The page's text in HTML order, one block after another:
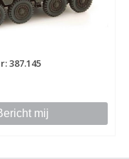
387.145
mij